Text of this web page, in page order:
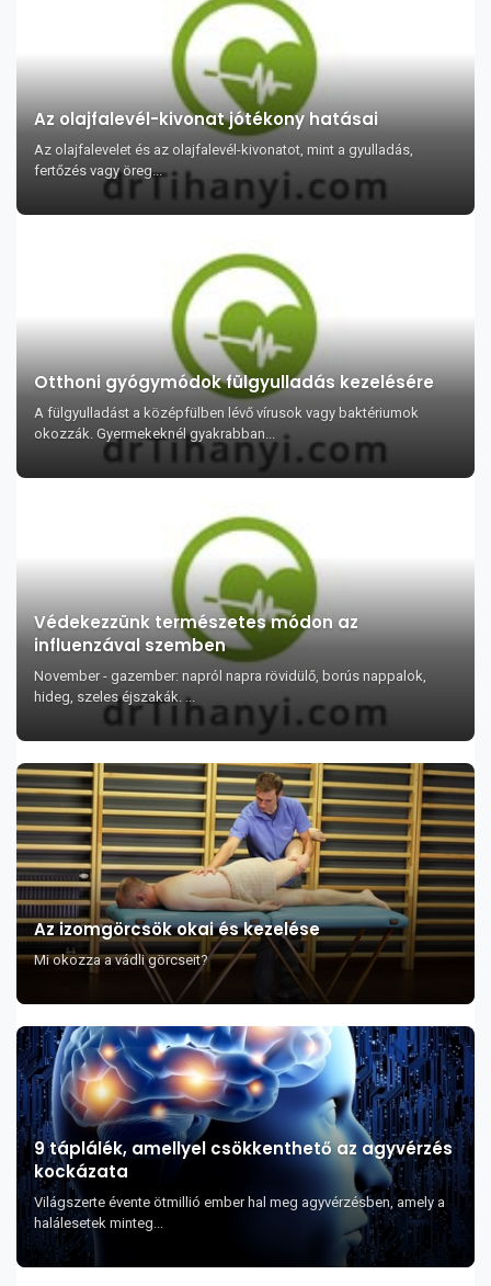
Az olajfalevél-kivonat jótékony hatásai
Az olajfalevelet és az olajfalevél-kivonatot, mint a gyulladás,
fertőzés vagy öreg...
Otthoni gyógymódok fülgyulladás kezelésére
A fülgyulladást a középfülben lévő vírusok vagy baktériumok
okozzák. Gyermekeknél gyakrabban...
Védekezzünk természetes módon az
influenzával szemben
November - gazember: napról napra rövidülő, borús nappalok,
hideg, szeles éjszakák. ...
Az izomgörcsök okai és kezelése
Mi okozza a vádli görcseit?
9 táplálék, amellyel csökkenthető az agyvérzés
kockázata
Világszerte évente ötmillió ember hal meg agyvérzésben, amely a
halálesetek minteg...